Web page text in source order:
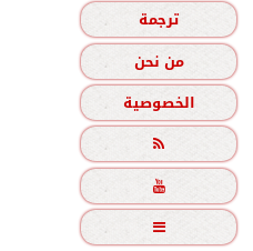
ترجمة
من نحن
الخصوصية


